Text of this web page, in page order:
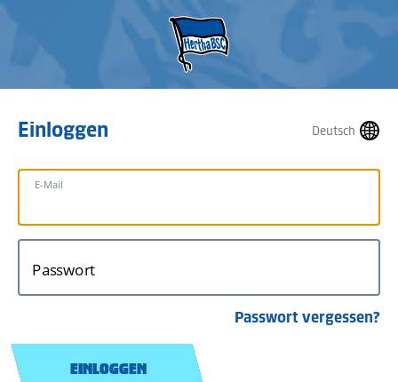
Deutsch
Einloggen
E-Mail
Passwort
Passwort vergessen?
EINLOGGEN